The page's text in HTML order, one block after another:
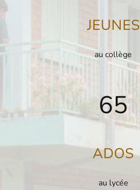
JEUNES
au collège
65
ADOS
au lycée